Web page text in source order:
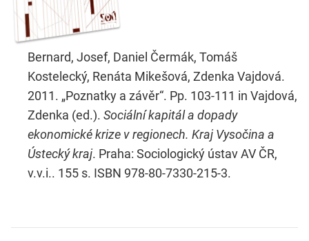
Bernard, Josef, Daniel Čermák, Tomáš
Kostelecký, Renáta Mikešová, Zdenka Vajdová.
2011. „Poznatky a závěr“. Pp. 103-111 in Vajdová,
Zdenka (ed.). Sociální kapitál a dopady
ekonomické krize v regionech. Kraj Vysočina a
Ústecký kraj. Praha: Sociologický ústav AV ČR,
v.v.i.. 155 s. ISBN 978-80-7330-215-3.